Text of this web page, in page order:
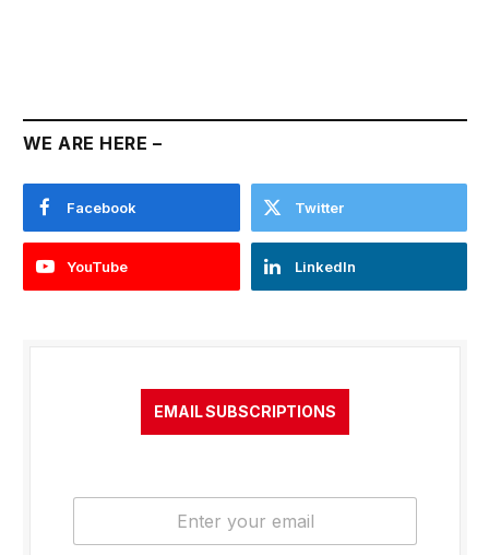
WE ARE HERE –
Facebook Twitter
YouTube LinkedIn
EMAIL SUBSCRIPTIONS
E
a